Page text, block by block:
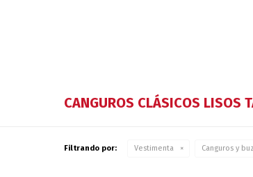
CANGUROS CLÁSICOS LISOS
Filtrando por: Vestimenta Canguros y